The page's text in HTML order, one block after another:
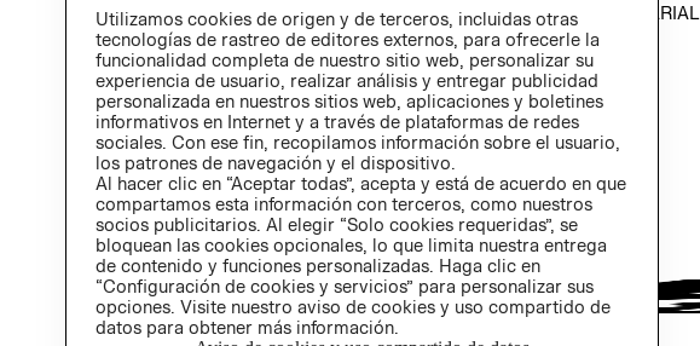
POLÍTICA EMPRESARIAL
Utilizamos cookies de origen y de terceros, incluidas otras
tecnologías de rastreo de editores externos, para ofrecerle la
funcionalidad completa de nuestro sitio web, personalizar su
experiencia de usuario, realizar análisis y entregar publicidad
personalizada en nuestros sitios web, aplicaciones y boletines
informativos en Internet y a través de plataformas de redes
sociales. Con ese fin, recopilamos información sobre el usuario,
los patrones de navegación y el dispositivo.
Al hacer clic en “Aceptar todas”, acepta y está de acuerdo en que
compartamos esta información con terceros, como nuestros
socios publicitarios. Al elegir “Solo cookies requeridas”, se
bloquean las cookies opcionales, lo que limita nuestra entrega
de contenido y funciones personalizadas. Haga clic en
“Configuración de cookies y servicios” para personalizar sus
opciones. Visite nuestro aviso de cookies y uso compartido de
datos para obtener más información.